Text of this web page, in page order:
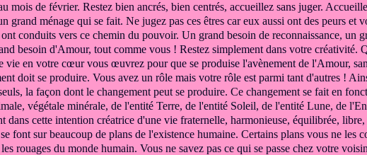
mois de février. Restez bien ancrés, bien centrés, accueillez sans juger.
grand ménage qui se fait. Ne jugez pas ces êtres car eux aussi ont des peurs et
conduits vers ce chemin du pouvoir. Un grand besoin de reconnaissance, un
besoin d'Amour, tout comme vous ! Restez simplement dans votre créativité.
vie en votre cœur vous œuvrez pour que se produise l'avènement de l'Amour,
doit se produire. Vous avez un rôle mais votre rôle est parmi tant d'autres !
la façon dont le changement peut se produire. Ce changement se fait en
végétale minérale, de l'entité Terre, de l'entité Soleil, de l'entité Lune, de
dans cette intention créatrice d'une vie fraternelle, harmonieuse, équilibrée, libre,
font sur beaucoup de plans de l'existence humaine. Certains plans vous ne les
rouages du monde humain. Vous ne savez pas ce qui se passe chez votre